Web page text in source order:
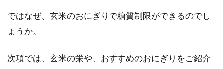
も使える重曹の底ヂカラ
が、重曹...
ではなぜ、玄米のおにぎりで糖質制限ができるのでし
ょうか。
次項では、玄米の栄や、おすすめのおにぎりをご紹介